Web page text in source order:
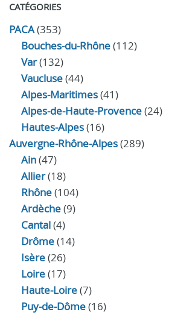
CATÉGORIES
PACA(353)
Bouches-du-Rhône(112)
Var(132)
Vaucluse(44)
Alpes-Maritimes(41)
Alpes-de-Haute-Provence(24)
Hautes-Alpes(16)
Auvergne-Rhône-Alpes(289)
Ain(47)
Allier(18)
Rhône(104)
Ardèche(9)
Cantal(4)
Drôme(14)
Isère(26)
Loire(17)
Haute-Loire(7)
Puy-de-Dôme(16)